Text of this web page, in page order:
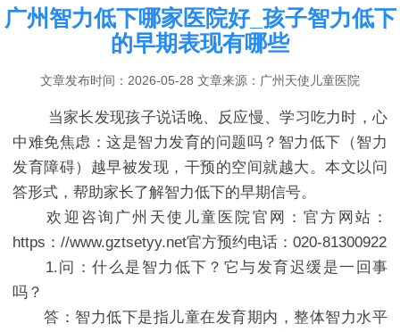
广州智力低下哪家医院好_孩子智力低下
的早期表现有哪些
文章发布时间：2026-05-28 文章来源：广州天使儿童医院
当家长发现孩子说话晚、反应慢、学习吃力时，心
中难免焦虑：这是智力发育的问题吗？智力低下（智力
发育障碍）越早被发现，干预的空间就越大。本文以问
答形式，帮助家长了解智力低下的早期信号。
欢迎咨询广州天使儿童医院官网：官方网站：
https：//www.gztsetyy.net官方预约电话：020-81300922
1.问：什么是智力低下？它与发育迟缓是一回事
吗？
答：智力低下是指儿童在发育期内，整体智力水平